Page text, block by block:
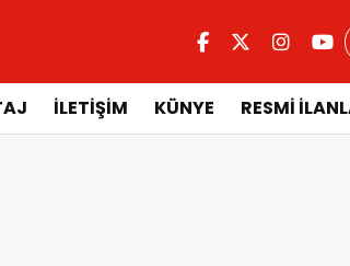
İLETİŞİM KÜNYE RESMİ